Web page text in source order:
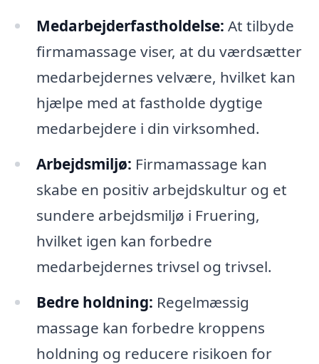
Medarbejderfastholdelse: At tilbyde
firmamassage viser, at du værdsætter
medarbejdernes velvære, hvilket kan
hjælpe med at fastholde dygtige
medarbejdere i din virksomhed.
Arbejdsmiljø: Firmamassage kan
skabe en positiv arbejdskultur og et
sundere arbejdsmiljø i Fruering,
hvilket igen kan forbedre
medarbejdernes trivsel og trivsel.
Bedre holdning: Regelmæssig
massage kan forbedre kroppens
holdning og reducere risikoen for